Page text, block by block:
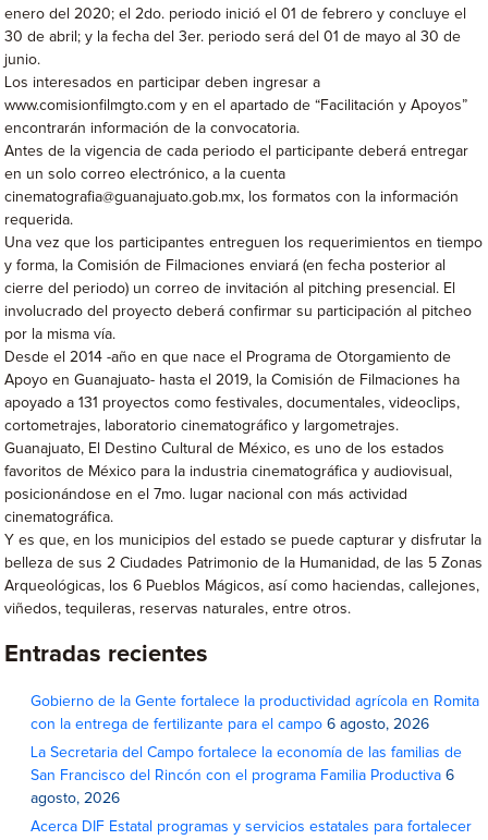
enero del 2020; el 2do. periodo inició el 01 de febrero y concluye el
30 de abril; y la fecha del 3er. periodo será del 01 de mayo al 30 de
junio.
Los interesados en participar deben ingresar a
www.comisionfilmgto.com y en el apartado de “Facilitación y Apoyos”
encontrarán información de la convocatoria.
Antes de la vigencia de cada periodo el participante deberá entregar
en un solo correo electrónico, a la cuenta
cinematografia@guanajuato.gob.mx, los formatos con la información
requerida.
Una vez que los participantes entreguen los requerimientos en tiempo
y forma, la Comisión de Filmaciones enviará (en fecha posterior al
cierre del periodo) un correo de invitación al pitching presencial. El
involucrado del proyecto deberá confirmar su participación al pitcheo
por la misma vía.
Desde el 2014 -año en que nace el Programa de Otorgamiento de
Apoyo en Guanajuato- hasta el 2019, la Comisión de Filmaciones ha
apoyado a 131 proyectos como festivales, documentales, videoclips,
cortometrajes, laboratorio cinematográfico y largometrajes.
Guanajuato, El Destino Cultural de México, es uno de los estados
favoritos de México para la industria cinematográfica y audiovisual,
posicionándose en el 7mo. lugar nacional con más actividad
cinematográfica.
Y es que, en los municipios del estado se puede capturar y disfrutar la
belleza de sus 2 Ciudades Patrimonio de la Humanidad, de las 5 Zonas
Arqueológicas, los 6 Pueblos Mágicos, así como haciendas, callejones,
viñedos, tequileras, reservas naturales, entre otros.
Entradas recientes
Gobierno de la Gente fortalece la productividad agrícola en Romita
con la entrega de fertilizante para el campo 6 agosto, 2026
La Secretaria del Campo fortalece la economía de las familias de
San Francisco del Rincón con el programa Familia Productiva 6
agosto, 2026
Acerca DIF Estatal programas y servicios estatales para fortalecer